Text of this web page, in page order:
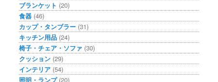
ブランケット (20)
食器 (46)
カップ・タンブラー (31)
キッチン用品 (24)
椅子・チェア・ソファ (30)
クッション (29)
インテリア (54)
照明・ランプ(20)